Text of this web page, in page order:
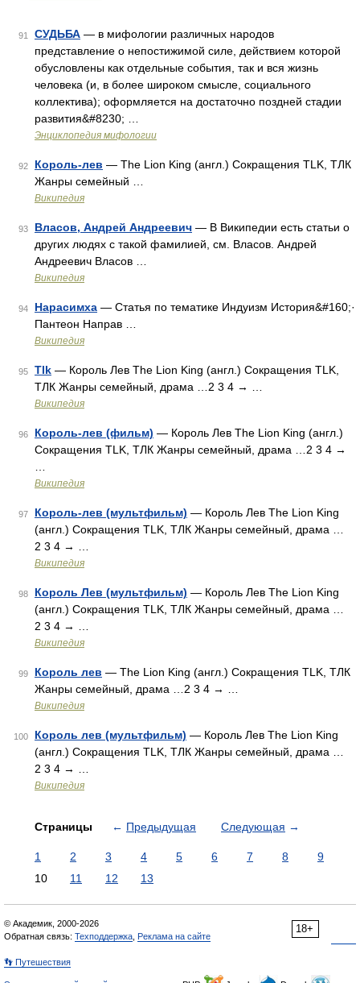
91 СУДЬБА — в мифологии различных народов
представление о непостижимой силе, действием которой
обусловлены как отдельные события, так и вся жизнь
человека (и, в более широком смысле, социального
коллектива); оформляется на достаточно поздней стадии
развития&#8230; …
Энциклопедия мифологии
92 Король-лев — The Lion King (англ.) Сокращения TLK, ТЛК
Жанры семейный …
Википедия
93 Власов, Андрей Андреевич — В Википедии есть статьи о
других людях с такой фамилией, см. Власов. Андрей
Андреевич Власов …
Википедия
94 Нарасимха — Статья по тематике Индуизм История&#160;·
Пантеон Направ …
Википедия
95 Tlk — Король Лев The Lion King (англ.) Сокращения TLK,
ТЛК Жанры семейный, драма …2 3 4 → …
Википедия
96 Король-лев (фильм) — Король Лев The Lion King (англ.)
Сокращения TLK, ТЛК Жанры семейный, драма …2 3 4 →
Википедия
97 Король-лев (мультфильм) — Король Лев The Lion King
(англ.) Сокращения TLK, ТЛК Жанры семейный, драма …
2 3 4 → …
Википедия
98 Король Лев (мультфильм) — Король Лев The Lion King
(англ.) Сокращения TLK, ТЛК Жанры семейный, драма …
2 3 4 → …
Википедия
99 Король лев — The Lion King (англ.) Сокращения TLK, ТЛК
Жанры семейный, драма …2 3 4 → …
Википедия
100 Король лев (мультфильм) — Король Лев The Lion King
(англ.) Сокращения TLK, ТЛК Жанры семейный, драма …
2 3 4 → …
Википедия
Страницы ← Предыдущая Следующая →
1 2 3 4 5 6 7 8
9
10
11 12 13
18+
© Академик, 2000-2026
Обратная связь: Техподдержка Реклама на сайте
👣 Путешествия